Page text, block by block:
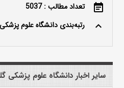
event_note تعداد مطالب : 5037
keyboard_arrow_up رتبه‌بندی دانشگاه علوم
سایر اخبار دانشگاه علوم پزشکی